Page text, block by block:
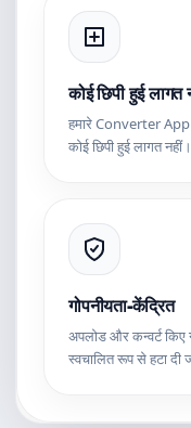
कोई छिपी हुई लागत
हमारे Converter App
कोई छिपी हुई लागत नहीं।
गोपनीयता-केंद्रित
अपलोड और कन्वर्ट किए
स्वचालित रूप से हटा दी